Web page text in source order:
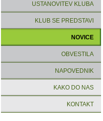
USTANOVITEV KLUBA
KLUB SE PREDSTAVI
NOVICE
OBVESTILA
NAPOVEDNIK
KAKO DO NAS
KONTAKT